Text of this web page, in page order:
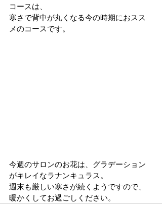
コースは、
寒さで背中が丸くなる今の時期におスス
メのコースです。
今週のサロンのお花は、グラデーション
がキレイなラナンキュラス。
週末も厳しい寒さが続くようですので、
暖かくしてお過ごしください。